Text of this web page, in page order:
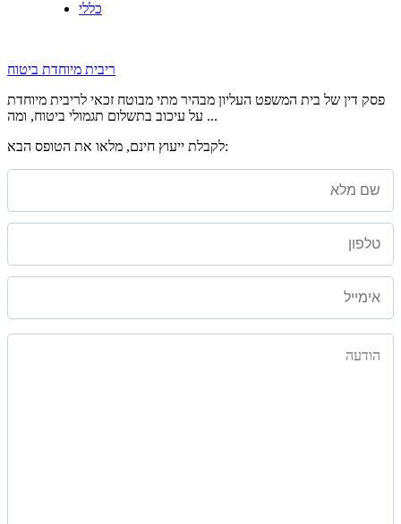
כללי
ריבית מיוחדת ביטוח
פסק דין של בית המשפט העליון מבהיר מתי מבוטח זכאי לריבית מיוחדת
על עיכוב בתשלום תגמולי ביטוח, ומה ...
לקבלת ייעוץ חינם, מלאו את הטופס הבא: